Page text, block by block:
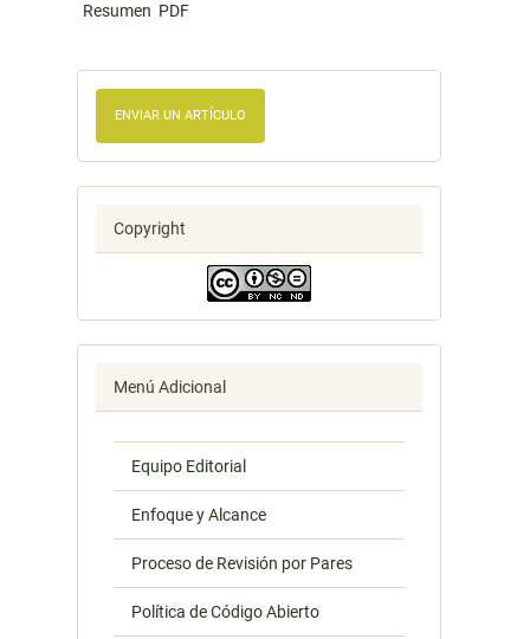
Resumen PDF
ENVIAR UN ARTÍCULO
Copyright
Menú Adicional
Equipo Editorial
Enfoque y Alcance
Proceso de Revisión por Pares
Política de Código Abierto